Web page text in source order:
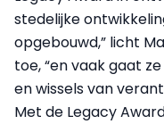
stedelijke
opgebouwd,” licht
toe, “en vaak gaat
en wissels van
Met de Legacy